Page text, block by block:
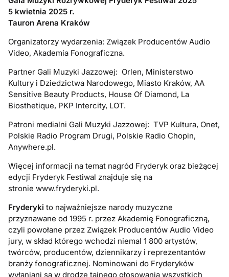
5 kwietnia 2025 r.
Tauron Arena Kraków
Organizatorzy wydarzenia: Związek Producentów Audio
Video, Akademia Fonograficzna.
Partner Gali Muzyki Jazzowej: Orlen, Ministerstwo
Kultury i Dziedzictwa Narodowego, Miasto Kraków, AA
Sensitive Beauty Products, House Of Diamond, La
Biosthetique, PKP Intercity, LOT.
Patroni medialni Gali Muzyki Jazzowej: TVP Kultura, Onet,
Polskie Radio Program Drugi, Polskie Radio Chopin,
Anywhere.pl.
Więcej informacji na temat nagród Fryderyk oraz bieżącej
edycji Fryderyk Festiwal znajduje się na
stronie www.fryderyki.pl.
Fryderyki to najważniejsze narody muzyczne
przyznawane od 1995 r. przez Akademię Fonograficzną,
czyli powołane przez Związek Producentów Audio Video
jury, w skład którego wchodzi niemal 1 800 artystów,
twórców, producentów, dziennikarzy i reprezentantów
branży fonograficznej. Nominowani do Fryderyków
wyłaniani są w drodze tajnego głosowania wszystkich